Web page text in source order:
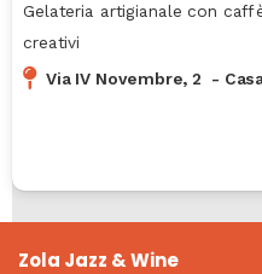
Gelateria artigianale con
creativi
Via IV Novembre, 2 -
Zola Jazz & Wine